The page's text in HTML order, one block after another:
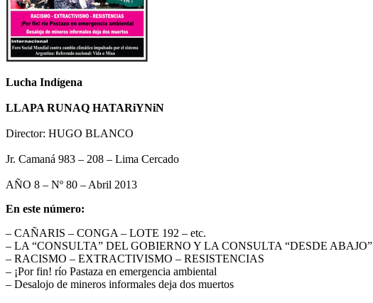
Lucha Indígena
LLAPA RUNAQ HATARiYNiN
Director: HUGO BLANCO
Jr. Camaná 983 – 208 – Lima Cercado
AÑO 8 – Nº 80 – Abril 2013
En este número:
– CAÑARIS – CONGA – LOTE 192 – etc.
– LA “CONSULTA” DEL GOBIERNO Y LA CONSULTA “DESDE ABAJO”
– RACISMO – EXTRACTIVISMO – RESISTENCIAS
– ¡Por fin! río Pastaza en emergencia ambiental
– Desalojo de mineros informales deja dos muertos